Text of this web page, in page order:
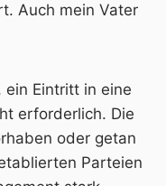
Auch mein Vater
ein Eintritt in eine
erforderlich. Die
oder getan
Parteien